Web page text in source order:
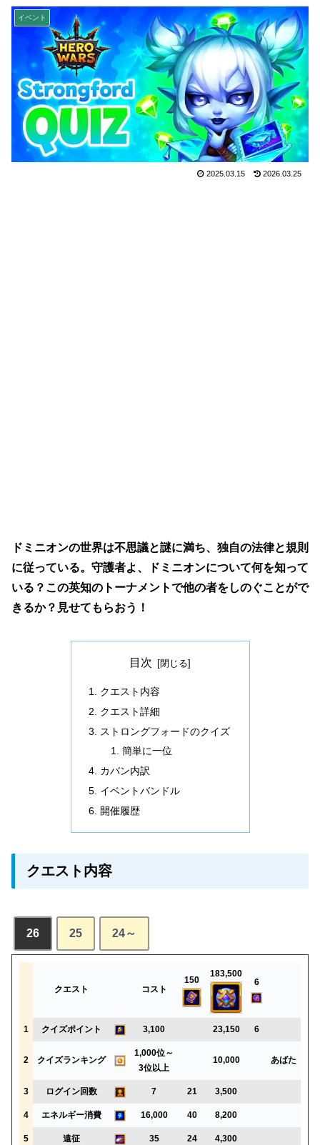
イベント
2025.03.15 2026.03.25
ドミニオンの世界は不思議と謎に満ち、独自の法律と規則
に従っている。守護者よ、ドミニオンについて何を知って
いる？この英知のトーナメントで他の者をしのぐことがで
きるか？見せてもらおう！
目次
クエスト内容
クエスト詳細
ストロングフォードのクイズ
簡単に一位
カバン内訳
イベントバンドル
開催履歴
クエスト内容
26 25 24～
クエスト コスト
150
183,500
6
1 クイズポイント 3,100 23,150 6
2 クイズランキング
1,000位～
3位以上
10,000 あばた
3 ログイン回数 7 21 3,500
4 エネルギー消費 16,000 40 8,200
5 遠征 35 24 4,300